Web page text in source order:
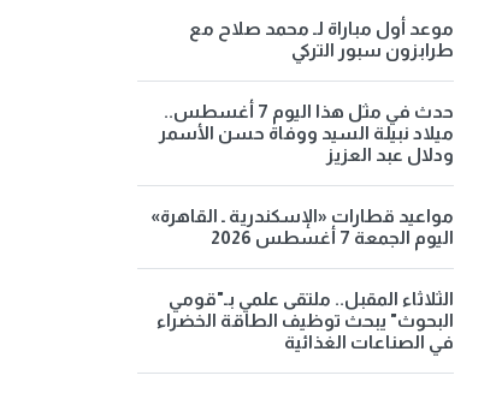
موعد أول مباراة لـ محمد صلاح مع
طرابزون سبور التركي
حدث في مثل هذا اليوم 7 أغسطس..
ميلاد نبيلة السيد ووفاة حسن الأسمر
ودلال عبد العزيز
مواعيد قطارات «الإسكندرية ـ القاهرة»
اليوم الجمعة 7 أغسطس 2026
الثلاثاء المقبل.. ملتقى علمي بـ"قومي
البحوث" يبحث توظيف الطاقة الخضراء
في الصناعات الغذائية